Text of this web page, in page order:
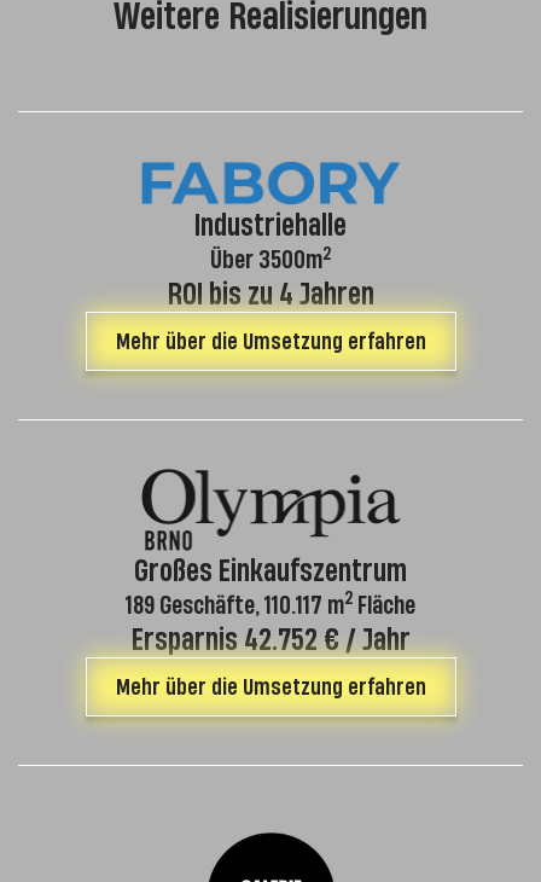
Weitere Realisierungen
Industriehalle
Über 3500m2
ROI bis zu 4 Jahren
Mehr über die Umsetzung erfahren
Großes Einkaufszentrum
189 Geschäfte, 110.117 m2 Fläche
Ersparnis 42.752 € / Jahr
Mehr über die Umsetzung erfahren